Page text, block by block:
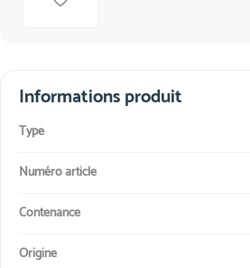
Informations produit
Type
Numéro article
Contenance
Origine